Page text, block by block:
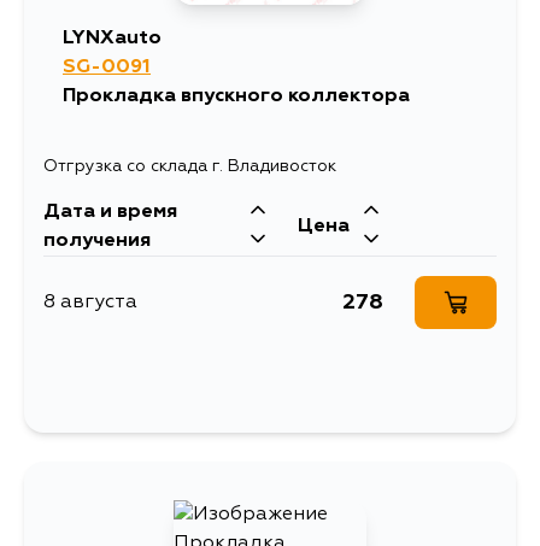
LYNXauto
SG-0091
Прокладка впускного коллектора
Отгрузка со склада г. Владивосток
Дата и время
получения
Цена
8 августа 278